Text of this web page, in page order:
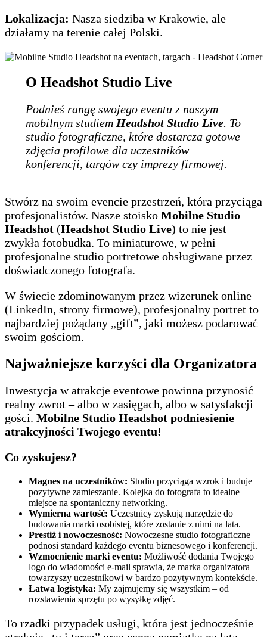
Lokalizacja: Nasza siedziba w Krakowie, ale
działamy na terenie całej Polski.
O Headshot Studio Live
Podnieś rangę swojego eventu z naszym
mobilnym studiem Headshot Studio Live. To
studio fotograficzne, które dostarcza gotowe
zdjęcia profilowe dla uczestników
konferencji, targów czy imprezy firmowej.
Stwórz na swoim evencie przestrzeń, która przyciąga
profesjonalistów. Nasze stoisko Mobilne Studio
Headshot (Headshot Studio Live) to nie jest
zwykła fotobudka. To miniaturowe, w pełni
profesjonalne studio portretowe obsługiwane przez
doświadczonego fotografa.
W świecie zdominowanym przez wizerunek online
(LinkedIn, strony firmowe), profesjonalny portret to
najbardziej pożądany „gift”, jaki możesz podarować
swoim gościom.
Najważniejsze korzyści dla Organizatora
Inwestycja w atrakcje eventowe powinna przynosić
realny zwrot – albo w zasięgach, albo w satysfakcji
gości. Mobilne Studio Headshot podniesienie
atrakcyjności Twojego eventu!
Co zyskujesz?
Magnes na uczestników: Studio przyciąga wzrok i buduje
pozytywne zamieszanie. Kolejka do fotografa to idealne
miejsce na spontaniczny networking.
Wymierna wartość: Uczestnicy zyskują narzędzie do
budowania marki osobistej, które zostanie z nimi na lata.
Prestiż i nowoczesność: Nowoczesne studio fotograficzne
podnosi standard każdego eventu biznesowego i konferencji.
Wzmocnienie marki eventu: Możliwość dodania Twojego
logo do wiadomości e-mail sprawia, że marka organizatora
towarzyszy uczestnikowi w bardzo pozytywnym kontekście.
Łatwa logistyka: My zajmujemy się wszystkim – od
rozstawienia sprzętu po wysyłkę zdjęć.
To rzadki przypadek usługi, która jest jednocześnie